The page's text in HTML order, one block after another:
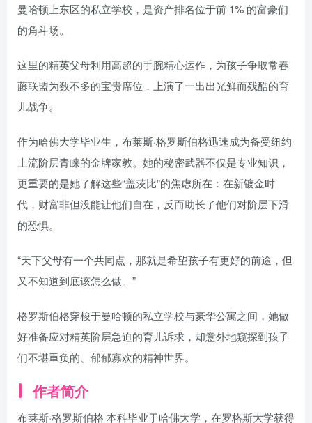
曼哈顿上东区的私立学校，是资产排名位于前 1% 的富豪们
的角斗场。
这里的精英父母利用高超的手腕精心运作，为孩子争取常春
藤联盟为数不多的宝贵席位，上演了一出出光鲜而残酷的育
儿战争。
作为哈佛大学毕业生，布莱斯·格罗斯伯格迅速成为备受纽约
上流阶层青睐的金牌家教。她的秘密武器不仅是专业知识，
更重要的是她了解这些“盖茨比”的焦虑所在：在新镀金时
代，财富非但没能让他们自在，反而助长了他们对阶层下滑
的恐惧。
“天下父母有一个共同点，那就是希望孩子有更好的前途，但
又不知道到底该怎么做。”
格罗斯伯格穿梭于曼哈顿的私立学校与豪华公寓之间，她做
好准备应对精英阶层急迫的育儿诉求，却意外地窥探到孩子
们不堪重负的、郁郁寡欢的精神世界。
作者简介
布莱斯·格罗斯伯格 本科毕业于哈佛大学，在罗格斯大学获得